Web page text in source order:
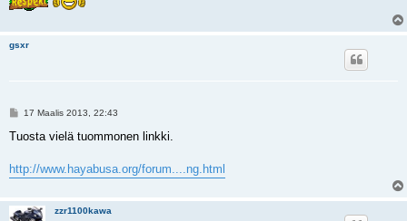
gsxr
V
e
i
17 Maalis 2013, 22:43
Tuosta vielä tuommonen linkki.
http://www.hayabusa.org/forum....ng.html
zzr1100kawa